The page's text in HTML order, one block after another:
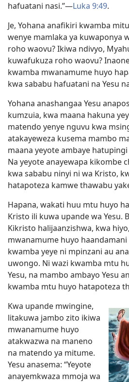
hafuatani nasi.”—Luka 9:49.
Je, Yohana anafikiri kwamba
wenye mamlaka ya kuwaponya
roho waovu? Ikiwa ndivyo,
kuwafukuza roho waovu?
kwamba mwanamume huyo
kwa sababu hafuatani na Yesu
Yohana anashangaa Yesu
kumzuia, kwa maana hakuna
matendo yenye nguvu kwa
atakayeweza kusema mambo
maana yeyote ambaye
Na yeyote anayewapa kikombe
kwa sababu ninyi ni wa Kristo,
hatapoteza kamwe thawabu
Hapana, wakati huu mtu huyo
Kristo ili kuwa upande wa Yesu.
Kikristo halijaanzishwa, kwa
mwanamume huyo haandamani
kwamba yeye ni mpinzani au
uwongo. Ni wazi kwamba mtu
Yesu, na mambo ambayo Yesu
kwamba mtu huyo hatapoteza
Kwa upande mwingine,
litakuwa jambo zito ikiwa
mwanamume huyo
atakwazwa na maneno
na matendo ya mitume.
Yesu anasema: “Yeyote
anayemkwaza mmoja wa